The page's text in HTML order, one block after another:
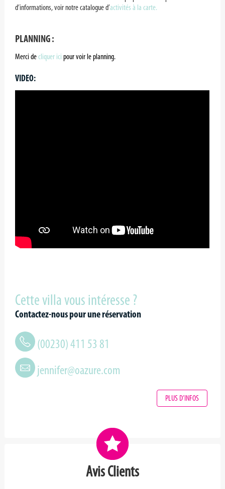
d’informations, voir notre catalogue d’activités à la carte.
PLANNING :
Merci decliquer ici pour voir le planning.
VIDEO:
Cette villa vous intéresse ?
Contactez-nous pour une réservation
(00230) 411 53 81
jennifer@oazure.com
PLUS D’INFOS
Avis Clients